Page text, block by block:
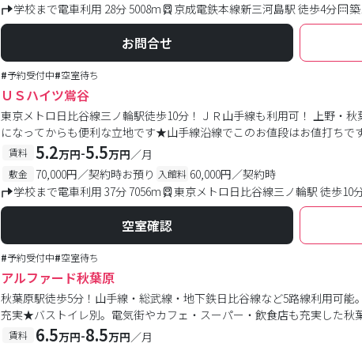
学校まで電車利用 28分 5008m
京成電鉄本線新三河島駅 徒歩4分
お問合せ
#予約受付中#空室待ち
ＵＳハイツ鴬谷
東京メトロ日比谷線三ノ輪駅徒歩10分！ＪＲ山手線も利用可！ 上野・
になってからも便利な立地です★山手線沿線でこのお値段はお値打ちで
賃料 5.2万円-5.5万円／月
敷金 70,000円／契約時お預り 入館料 60,000円／契約時
学校まで電車利用 37分 7056m
東京メトロ日比谷線三ノ輪駅 徒歩10
空室確認
#予約受付中#空室待ち
アルファード秋葉原
秋葉原駅徒歩5分！山手線・総武線・地下鉄日比谷線など5路線利用可
充実★バストイレ別。電気街やカフェ・スーパー・飲食店も充実した秋
賃料 6.5万円-8.5万円／月